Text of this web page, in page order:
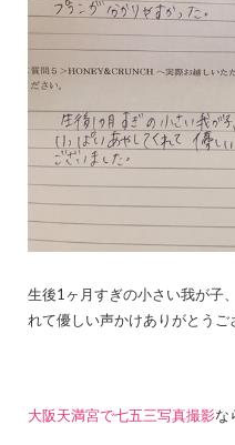
生後1ヶ月すぎの小さい我が子
れて優しい声かけありがとうご
大阪天満宮で七五三写真撮影な